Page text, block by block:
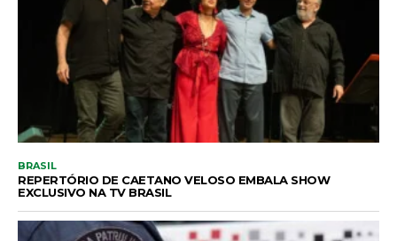
BRASIL
REPERTÓRIO DE CAETANO VELOSO EMBALA SHOW
EXCLUSIVO NA TV BRASIL